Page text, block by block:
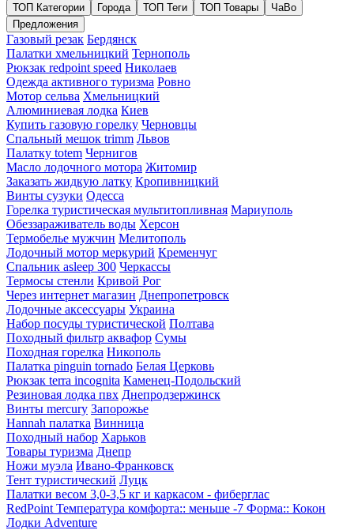
ТОП Категории Города ТОП Теги ТОП Товары
ЧаВо
Предложения
Газовый резак Бердянск
Палатки хмельницкий Тернополь
Рюкзак redpoint speed Николаев
Одежда активного туризма Ровно
Мотор сельва Хмельницкий
Алюминиевая лодка Киев
Купить газовую горелку Черновцы
Спальный мешок trimm Львов
Палатку totem Чернигов
Масло лодочного мотора Житомир
Заказать жидкую латку Кропивницкий
Винты сузуки Одесса
Горелка туристическая мультитопливная Мариуполь
Обеззараживатель воды Херсон
Термобелье мужчин Мелитополь
Лодочный мотор меркурий Кременчуг
Спальник asleep 300 Черкассы
Термосы стенли Кривой Рог
Через интернет магазин Днепропетровск
Лодочные аксессуары Украина
Набор посуды туристической Полтава
Походный фильтр аквафор Сумы
Походная горелка Никополь
Палатка pinguin tornado Белая Церковь
Рюкзак terra incognita Каменец-Подольский
Резиновая лодка пвх Днепродзержинск
Винты mercury Запорожье
Hannah палатка Винница
Походный набор Харьков
Товары туризма Днепр
Ножи муэла Ивано-Франковск
Тент туристический Луцк
Палатки весом 3,0-3,5 кг и каркасом - фиберглас
RedPoint Температура комфорта:: меньше -7 Форма:: Кокон
Лодки Adventure